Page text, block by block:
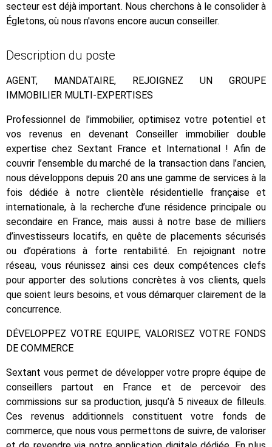
secteur est déjà important. Nous cherchons à le consolider à
Égletons, où nous n'avons encore aucun conseiller.
Description du poste
AGENT, MANDATAIRE, REJOIGNEZ UN GROUPE
IMMOBILIER MULTI-EXPERTISES
Professionnel de l’immobilier, optimisez votre potentiel et
vos revenus en devenant Conseiller immobilier double
expertise chez Sextant France et International ! Afin de
couvrir l’ensemble du marché de la transaction dans l’ancien,
nous développons depuis 20 ans une gamme de services à la
fois dédiée à notre clientèle résidentielle française et
internationale, à la recherche d’une résidence principale ou
secondaire en France, mais aussi à notre base de milliers
d’investisseurs locatifs, en quête de placements sécurisés
ou d’opérations à forte rentabilité. En rejoignant notre
réseau, vous réunissez ainsi ces deux compétences clefs
pour apporter des solutions concrètes à vos clients, quels
que soient leurs besoins, et vous démarquer clairement de la
concurrence.
DÉVELOPPEZ VOTRE EQUIPE, VALORISEZ VOTRE FONDS
DE COMMERCE
Sextant vous permet de développer votre propre équipe de
conseillers partout en France et de percevoir des
commissions sur sa production, jusqu’à 5 niveaux de filleuls.
Ces revenus additionnels constituent votre fonds de
commerce, que nous vous permettons de suivre, de valoriser